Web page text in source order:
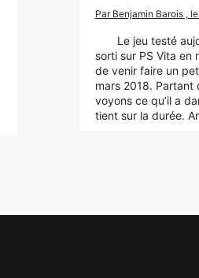
Par Benjamin Barois ,
Le jeu testé
sorti sur PS Vita en
de venir faire un
mars 2018. Partant
voyons ce qu’il a
tient sur la durée.